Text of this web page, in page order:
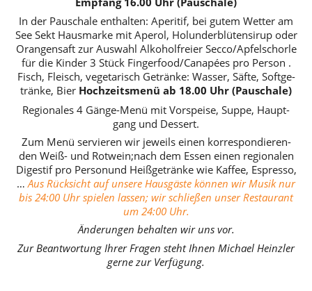
In der Pau­schale ent­hal­ten: Ape­ri­tif, bei gutem Wetter am
See Sekt Haus­marke mit Aperol, Holun­der­blü­ten­si­rup oder
Oran­gen­saft zur Auswahl Alko­hol­freier Secco/Apfel­schorle
für die Kinder 3 Stück Fin­ger­food/Cana­pées pro Person .
Fisch, Fleisch, vege­ta­risch Getränke: Wasser, Säfte, Soft­ge­
tränke, Bier Hoch­zeits­menü ab 18.00 Uhr (Pau­schale)
Regio­na­les 4 Gänge-Menü mit Vor­speise, Suppe, Haupt­
gang und Dessert.
Zum Menü ser­vie­ren wir jeweils einen kor­re­spon­die­ren­
den Weiß- und Rotwein;nach dem Essen einen regio­na­len
Diges­tif pro Personund Hei­ß­ge­tränke wie Kaffee, Espresso,
… Aus Rück­sicht auf unsere Haus­gäste können wir Musik nur
bis 24:00 Uhr spielen lassen; wir schlie­ßen unser Restau­rant
um 24:00 Uhr.
Ände­run­gen behal­ten wir uns vor.
Zur Beant­wor­tung Ihrer Fragen steht Ihnen Michael Heinz­ler
gerne zur Ver­fü­gung.